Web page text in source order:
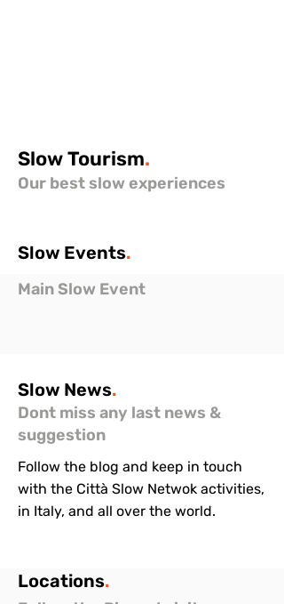
SlowTourism.
Our best slow experiences
Slow Events.
Main Slow Event
Slow News.
Dont miss any last news &
suggestion
Follow the blog and keep in touch
with the Città Slow Netwok activities,
in Italy, and all over the world.
Locations.